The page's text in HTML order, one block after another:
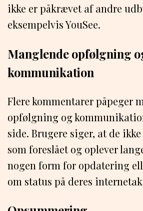
ikke er påkrævet af andre
eksempelvis YouSee.
Manglende opfølgning
kommunikation
Flere kommentarer påpeger
opfølgning og
side. Brugere siger, at de
som foreslået og oplever
nogen form for opdatering
om status på deres